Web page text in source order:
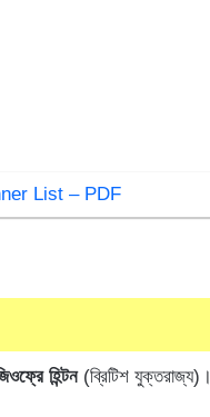
List – PDF
হিন্টন(ব্রিটিশ যুক্তরাজ্য)।